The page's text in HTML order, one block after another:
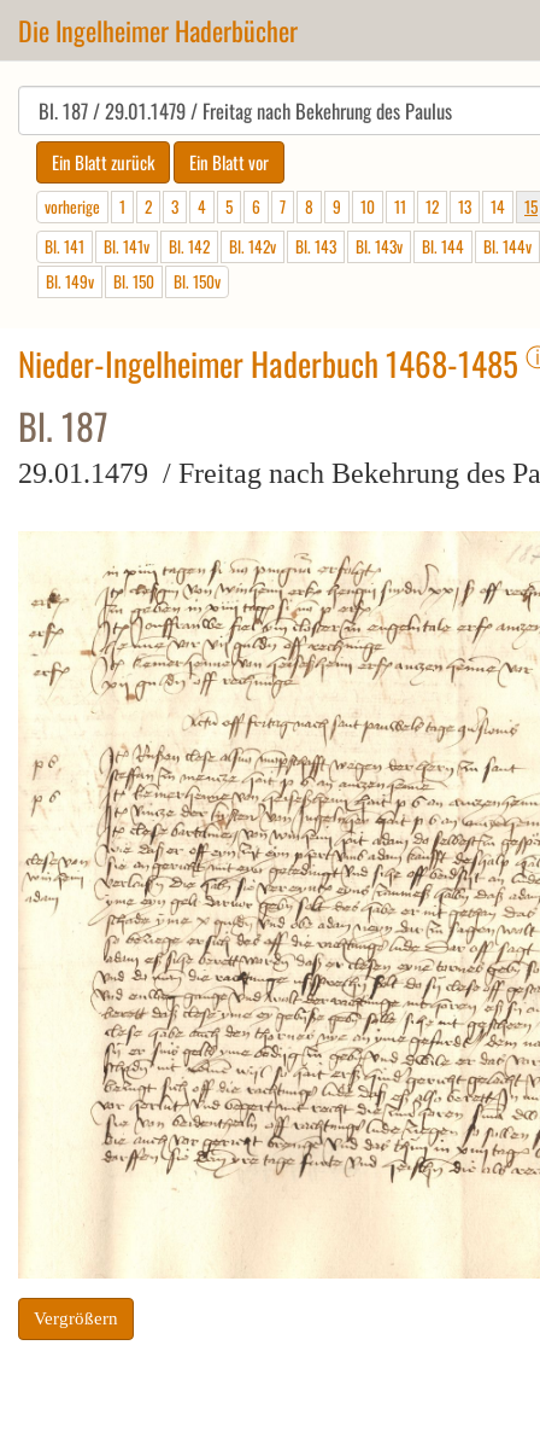
Die Ingelheimer Haderbücher
vorherige 1 2 3 4 5 6 7 8 9 10 11 12 13 14
15
Bl. 141
Bl. 141v Bl. 142 Bl. 142v Bl. 143 Bl. 143v Bl. 144
Bl. 144v
Bl. 149v
Bl. 150 Bl. 150v
Nieder-Ingelheimer Haderbuch 1468-1485
Bl. 187
29.01.1479 / Freitag nach Bekehrung des
Vergrößern